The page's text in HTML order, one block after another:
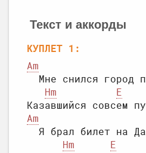
Текст и аккорды
КУПЛЕТ 1:
Am
Hm
E
Am
Hm
E